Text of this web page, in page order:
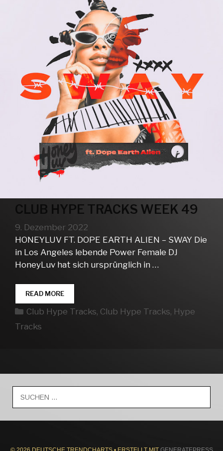
CLUB HYPE TRACKS WEEK 49
9. Dezember 2022
HONEYLUV FT. DOPE EARTH ALIEN – SWAY Die
in Los Angeles lebende Power Female DJ
HoneyLuv hat sich ursprünglich in …
READ MORECLUB
HYPE
TRACKS
Kategorien
Club Hype Tracks, Club Hype Tracks, Hype
Tracks
nach: